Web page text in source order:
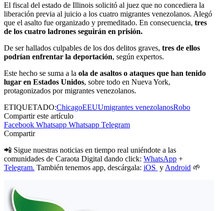
El fiscal del estado de Illinois solicitó al juez que no concediera la
liberación previa al juicio a los cuatro migrantes venezolanos. Alegó
que el asalto fue organizado y premeditado. En consecuencia, tres
de los cuatro ladrones seguirán en prisión.
De ser hallados culpables de los dos delitos graves, tres de ellos
podrían enfrentar la deportación, según expertos.
Este hecho se suma a la ola de asaltos o ataques que han tenido
lugar en Estados Unidos, sobre todo en Nueva York,
protagonizados por migrantes venezolanos.
ETIQUETADO:ChicagoEEUUmigrantes venezolanosRobo
Compartir este artículo
Facebook Whatsapp Whatsapp Telegram
Compartir
📲 Sigue nuestras noticias en tiempo real uniéndote a las
comunidades de Caraota Digital dando click: WhatsApp +
Telegram. También tenemos app, descárgala: iOS y Android 🌱